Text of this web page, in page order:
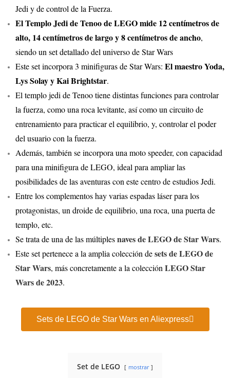
Jedi y de control de la Fuerza.
El Templo Jedi de Tenoo de LEGO mide 12 centímetros de
alto, 14 centímetros de largo y 8 centímetros de ancho,
siendo un set detallado del universo de Star Wars
Este set incorpora 3 minifiguras de Star Wars: El maestro Yoda,
Lys Solay y Kai Brightstar.
El templo jedi de Tenoo tiene distintas funciones para controlar
la fuerza, como una roca levitante, así como un circuito de
entrenamiento para practicar el equilibrio, y, controlar el poder
del usuario con la fuerza.
Además, también se incorpora una moto speeder, con capacidad
para una minifigura de LEGO, ideal para ampliar las
posibilidades de las aventuras con este centro de estudios Jedi.
Entre los complementos hay varias espadas láser para los
protagonistas, un droide de equilibrio, una roca, una puerta de
templo, etc.
Se trata de una de las múltiplesnaves de LEGO de Star Wars.
Este set pertenece a la amplia colección desets de LEGO de
Star Wars, más concretamente a la colección LEGO Star
Wars de 2023.
Sets de LEGO de Star Wars en Aliexpress
Set de LEGO mostrar